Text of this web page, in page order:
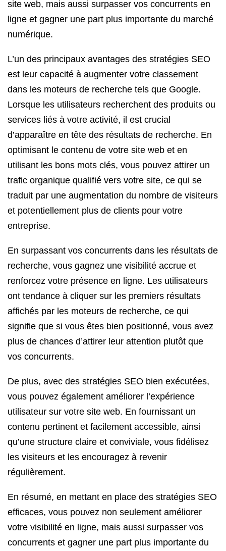
site web, mais aussi surpasser vos concurrents en
ligne et gagner une part plus importante du marché
numérique.
L’un des principaux avantages des stratégies SEO
est leur capacité à augmenter votre classement
dans les moteurs de recherche tels que Google.
Lorsque les utilisateurs recherchent des produits ou
services liés à votre activité, il est crucial
d’apparaître en tête des résultats de recherche. En
optimisant le contenu de votre site web et en
utilisant les bons mots clés, vous pouvez attirer un
trafic organique qualifié vers votre site, ce qui se
traduit par une augmentation du nombre de visiteurs
et potentiellement plus de clients pour votre
entreprise.
En surpassant vos concurrents dans les résultats de
recherche, vous gagnez une visibilité accrue et
renforcez votre présence en ligne. Les utilisateurs
ont tendance à cliquer sur les premiers résultats
affichés par les moteurs de recherche, ce qui
signifie que si vous êtes bien positionné, vous avez
plus de chances d’attirer leur attention plutôt que
vos concurrents.
De plus, avec des stratégies SEO bien exécutées,
vous pouvez également améliorer l’expérience
utilisateur sur votre site web. En fournissant un
contenu pertinent et facilement accessible, ainsi
qu’une structure claire et conviviale, vous fidélisez
les visiteurs et les encouragez à revenir
régulièrement.
En résumé, en mettant en place des stratégies SEO
efficaces, vous pouvez non seulement améliorer
votre visibilité en ligne, mais aussi surpasser vos
concurrents et gagner une part plus importante du